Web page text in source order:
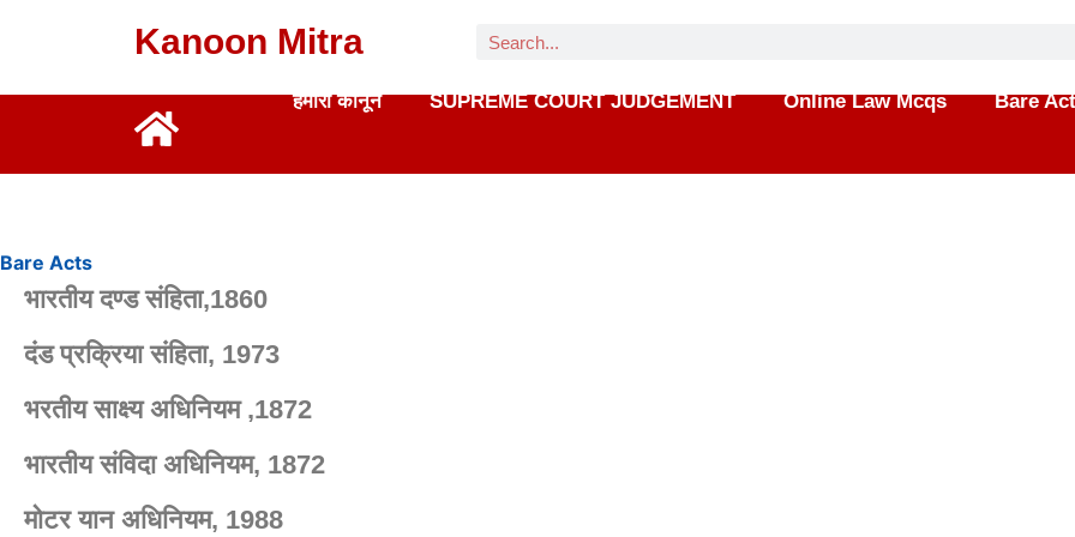
Kanoon Mitra
हमारा कानून SUPREME COURT JUDGEMENT Online Law Mcqs Bare
Bare Acts
भारतीय दण्ड संहिता,1860
दंड प्रक्रिया संहिता, 1973
भरतीय साक्ष्य अधिनियम ,1872
भारतीय संविदा अधिनियम, 1872
मोटर यान अधिनियम, 1988